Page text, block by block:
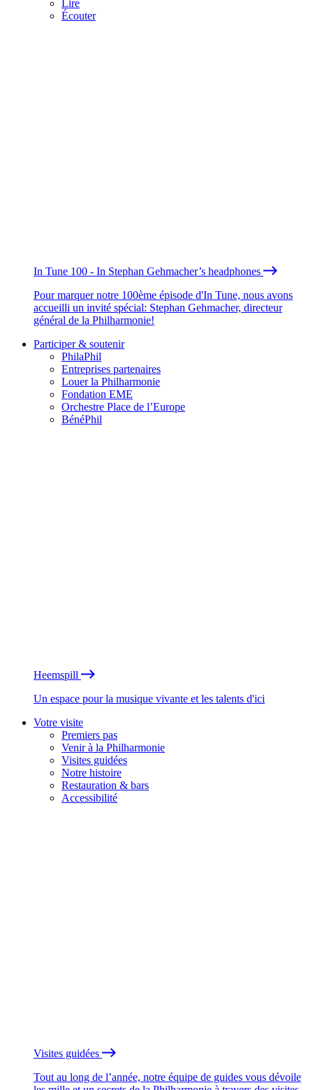
Lire
Écouter
In Tune 100 - In Stephan Gehmacher’s headphones
Pour marquer notre 100ème épisode d'In Tune, nous avons
accueilli un invité spécial: Stephan Gehmacher, directeur
général de la Philharmonie!
Participer & soutenir
PhilaPhil
Entreprises partenaires
Louer la Philharmonie
Fondation EME
Orchestre Place de l’Europe
BénéPhil
Heemspill
Un espace pour la musique vivante et les talents d'ici
Votre visite
Premiers pas
Venir à la Philharmonie
Visites guidées
Notre histoire
Restauration & bars
Accessibilité
Visites guidées
Tout au long de l’année, notre équipe de guides vous dévoile